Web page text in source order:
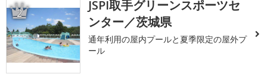
2
JSPI取手グリーンスポーツセ
ンター／茨城県
通年利用の屋内プールと夏季限定の屋外プ
ール